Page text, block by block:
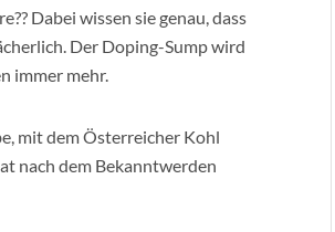
Dabei wissen sie genau, dass
Der Doping-Sump wird
immer mehr.
mit dem Österreicher Kohl
nach dem Bekanntwerden